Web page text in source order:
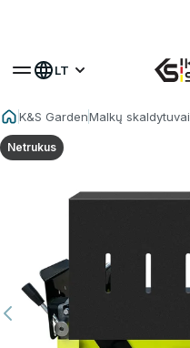
LT
K&S GardenMalkų skaldytuvai
Netrukus